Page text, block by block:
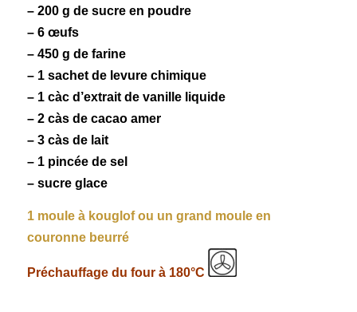
– 200 g de sucre en poudre
– 6 œufs
– 450 g de farine
– 1 sachet de levure chimique
– 1 càc d’extrait de vanilleliquide
– 2 càs de cacaoamer
– 3 càs de lait
– 1 pincée de sel
– sucre glace
1 moule à kouglof ou un grand moule en
couronne beurré
Préchauffage du four à 180°C